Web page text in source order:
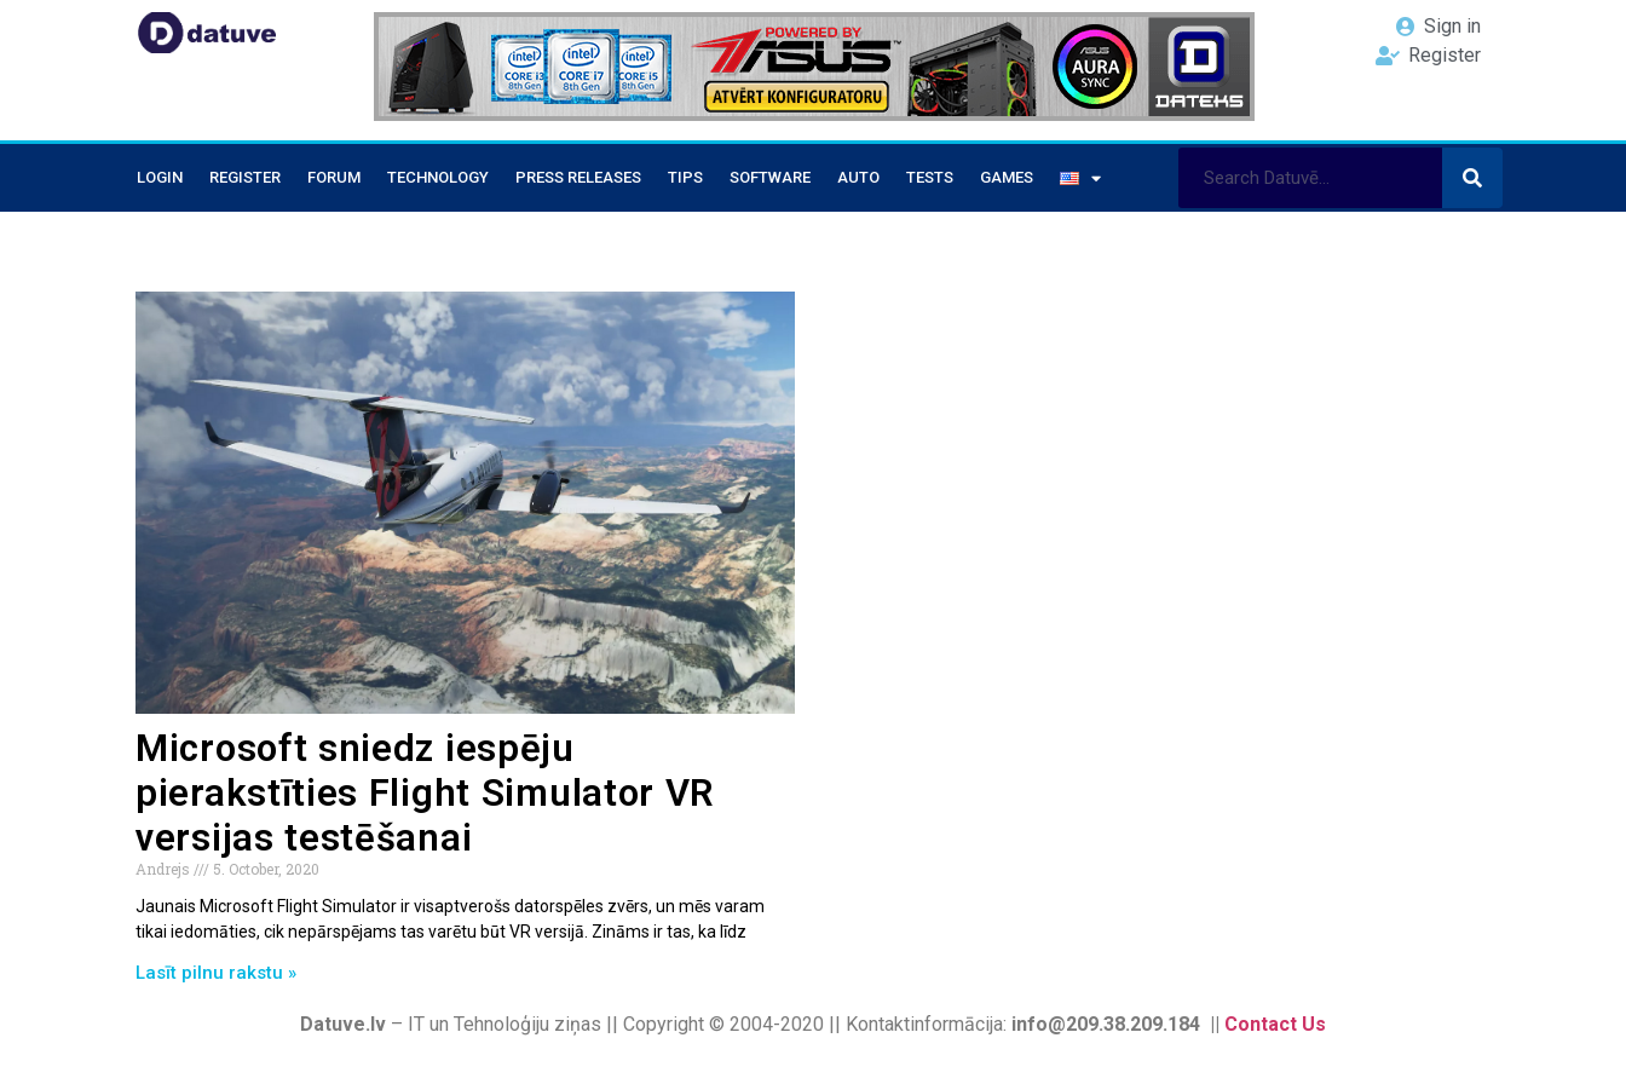
Sign in
Register
LOGIN REGISTER FORUM TECHNOLOGY PRESS RELEASES TIPS SOFTWARE AUTO TESTS GAMES
Microsoft sniedz iespēju
pierakstīties Flight Simulator VR
versijas testēšanai
Andrejs
5. October, 2020
Jaunais Microsoft Flight Simulator ir visaptverošs datorspēles zvērs, un mēs varam
tikai iedomāties, cik nepārspējams tas varētu būt VR versijā. Zināms ir tas, ka līdz
Lasīt pilnu rakstu »
Datuve.lv – IT un Tehnoloģiju ziņas || Copyright © 2004-2020 || Kontaktinformācija: info@209.38.209.184 || Contact Us